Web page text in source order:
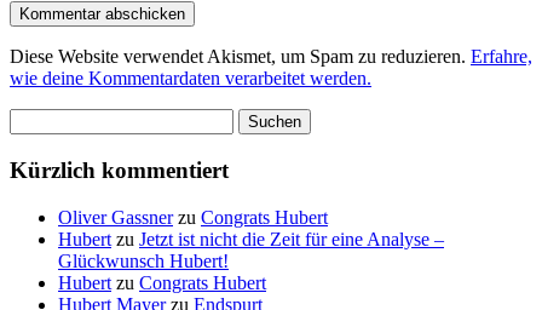
Diese Website verwendet Akismet, um Spam zu reduzieren. Erfahre,
wie deine Kommentardaten verarbeitet werden.
nach:
Kürzlich kommentiert
Oliver Gassnerzu Congrats Hubert
Hubert zu Jetzt ist nicht die Zeit für eine Analyse –
Glückwunsch Hubert!
Hubert zu Congrats Hubert
Hubert Mayerzu Endspurt